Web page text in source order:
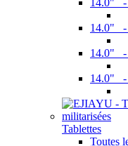
14.0" -
14.0" -
14.0" -
14.0" -
Tablettes
Toutes